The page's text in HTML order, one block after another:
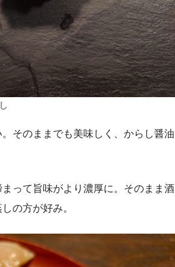
そのままでも美味しく、からし醤油
って旨味がより濃厚に。そのまま酒
の方が好み。